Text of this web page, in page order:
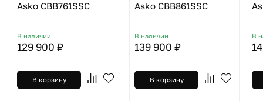
Asko CBB761SSC
В наличии
129 900 ₽
В корзину
Asko CBB861SSC
В наличии
139 900 ₽
В корзину
В